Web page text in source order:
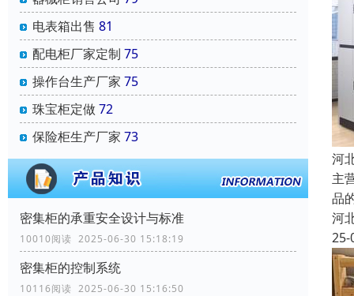
电表箱出售 81
配电柜厂家定制 75
操作台生产厂家 75
珠宝柜定做72
保险柜生产厂家 73
密集柜的承重安全设计与标准
10010阅读 2025-06-30 15:18:19
密集柜的控制系统
10116阅读 2025-06-30 15:16:50
河
主
品
河
25-